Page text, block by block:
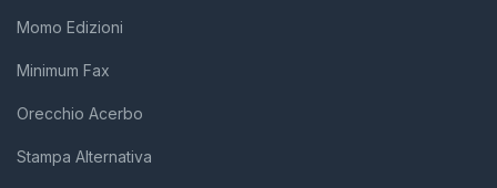
Momo Edizioni
Minimum Fax
Orecchio Acerbo
Stampa Alternativa